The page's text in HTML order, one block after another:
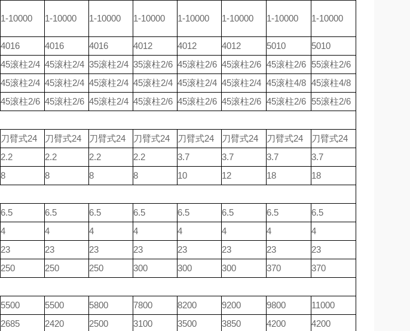
1-10000 1-10000 1-10000 1-10000 1-10000 1-10000 1-10000 1-10000
4016 4016 4016 4012 4012 4012 5010
5010
45滚柱2/4 45滚柱2/4 35滚柱2/4 35滚柱2/6 45滚柱2/6 45滚柱2/6 45滚柱2/6
55滚柱2/6
45滚柱2/4 45滚柱2/4 45滚柱2/4 45滚柱2/4 45滚柱2/4 45滚柱2/4 45滚柱4/8 45滚柱4/8
45滚柱2/6 45滚柱2/6 45滚柱2/4 45滚柱2/6 45滚柱2/6 45滚柱2/6 45滚柱2/6
55滚柱2/6
刀臂式24 刀臂式24 刀臂式24 刀臂式24 刀臂式24 刀臂式24 刀臂式24
刀臂式24
2.2 2.2 2.2 2.2 3.7 3.7 3.7
3.7
8 8 8 8 10 12 18
18
6.5 6.5 6.5 6.5 6.5 6.5 6.5
6.5
4 4 4 4 4 4 4
4
23 23 23 23 23 23 23
23
250 250 250 300 300 300 370
370
5500 5500 5800 7800 8200 9200 9800
11000
2685 2420 2500 3100 3500 3850 4200 4200